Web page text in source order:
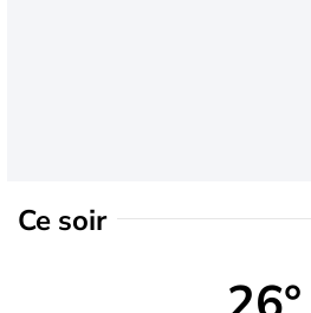
Ce soir